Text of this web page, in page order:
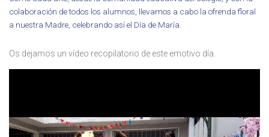
colaboración de todos los alumnos, llevamos a cabo la ofrenda floral
a nuestra Madre, celebrando así el Día de María.
Os dejamos un vídeo recopilatorio de este emotivo día.